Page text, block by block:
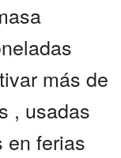
más de
, usadas
en ferias